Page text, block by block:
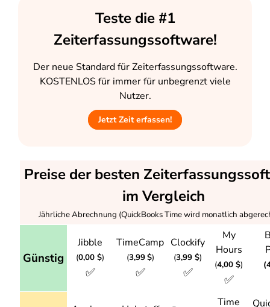
Teste die #1
Zeiterfassungssoftware!
Der neue Standard für Zeiterfassungssoftware.
KOSTENLOS für immer für unbegrenzt viele
Nutzer.
Jetzt Zeit erfassen!
Preise der besten
im Vergleich
Jährliche Abrechnung (QuickBooks Time wird monatlich
Günstig
Jibble
(0,00 $)
✅
TimeCamp
(3,99$)
✅
Clockify
(3,99 $)
✅
My
Hours
(4,00 $)
✅
(
Time